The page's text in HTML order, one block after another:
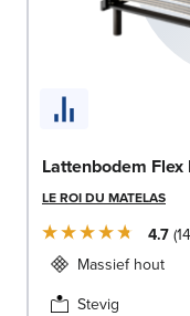
Lattenbodem
LE ROI DU MATELAS
4.7 14
Massief hout
Stevig